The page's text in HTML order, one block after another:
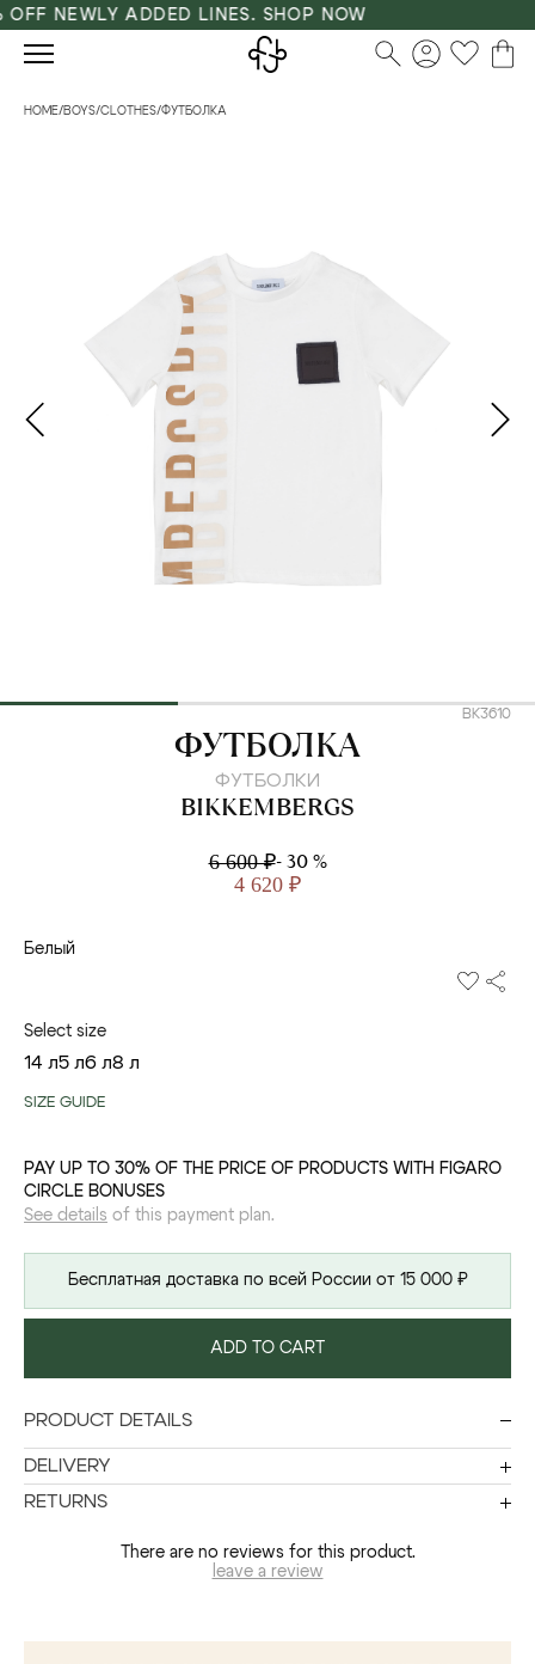
NEWLY ADDED LINES. SHOP NOW
HOME/BOYS/CLOTHES/ФУТБОЛКА
BK3610
BIKKEMBERGS
ФУТБОЛКА
ФУТБОЛКИ
BIKKEMBERGS
6 600 ₽- 30 %
4 620 ₽
Белый
Select size
14 л5 л6 л8 л
SIZE GUIDE
PAY UP TO 30% OF THE PRICE OF PRODUCTS WITH FIGARO
CIRCLE BONUSES
See details of this payment plan.
Бесплатная доставка по всей России от 15 000 ₽
ADD TO CART
PRODUCT DETAILS
DELIVERY
RETURNS
There are no reviews for this product.
leave a review